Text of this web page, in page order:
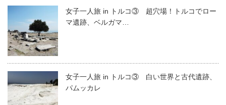
女子一人旅 in トルコ③ 超穴場！トルコでロー
マ遺跡、ベルガマ…
女子一人旅 in トルコ③ 白い世界と古代遺跡、
パムッカレ